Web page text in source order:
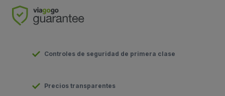
Controles de seguridad de primera clase
Precios transparentes